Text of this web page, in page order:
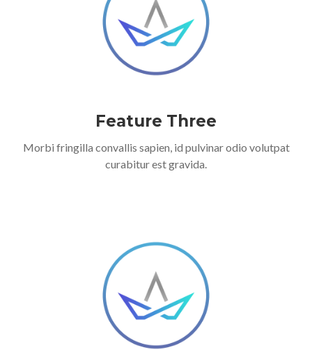
Feature Three
Morbi fringilla convallis sapien, id pulvinar odio volutpat
curabitur est gravida.